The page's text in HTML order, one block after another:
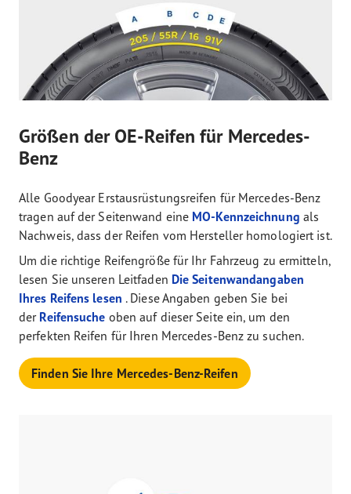
Größen der OE-Reifen für Mercedes-
Benz
Alle Goodyear Erstausrüstungsreifen für Mercedes-Benz
tragen auf der Seitenwand eine MO-Kennzeichnung als
Nachweis, dass der Reifen vom Hersteller homologiert ist.
Um die richtige Reifengröße für Ihr Fahrzeug zu ermitteln,
lesen Sie unseren Leitfaden Die Seitenwandangaben
Ihres Reifens lesen . Diese Angaben geben Sie bei
der Reifensuche oben auf dieser Seite ein, um den
perfekten Reifen für Ihren Mercedes-Benz zu suchen.
Finden Sie Ihre Mercedes-Benz-Reifen